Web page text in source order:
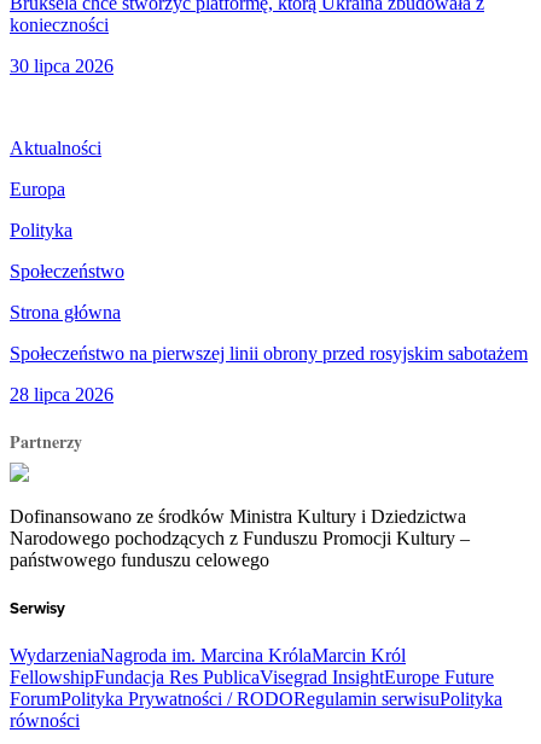
konieczności
30 lipca 2026
Aktualności
Europa
Polityka
Społeczeństwo
Strona główna
Społeczeństwo na pierwszej linii obrony przed rosyjskim sabotażem
28 lipca 2026
Partnerzy
Dofinansowano ze środków Ministra Kultury i Dziedzictwa
Narodowego pochodzących z Funduszu Promocji Kultury –
państwowego funduszu celowego
Serwisy
WydarzeniaNagroda im. Marcina KrólaMarcin Król
FellowshipFundacja Res PublicaVisegrad InsightEurope Future
ForumPolityka Prywatności / RODORegulamin serwisuPolityka
równości